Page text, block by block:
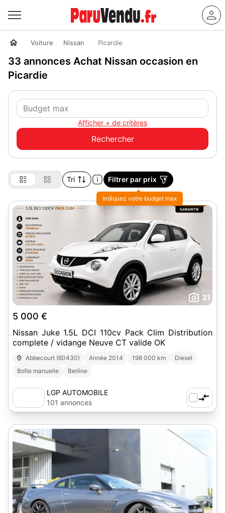
Voiture Nissan Picardie
33 annonces Achat Nissan occasion en
Picardie
Afficher + de critères
Tri Filtrer par prix
21
5 000 €
Nissan Juke 1.5L DCI 110cv Pack Clim Distribution
complete / vidange Neuve CT valide OK
Abbecourt (60430) Année 2014 198 000 km
Diesel
Boîte manuelle
Berline
LGP AUTOMOBILE
101 annonces